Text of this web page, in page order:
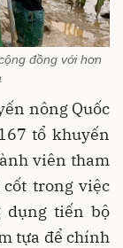
đồng với hơn
nông Quốc
tổ khuyến
viên tham
trong việc
dụng tiến bộ
tựa để chính